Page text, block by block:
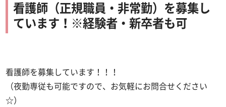
看護師（正規職員・非常勤）を募集し
ています！※経験者・新卒者も可
看護師を募集しています！！！
（夜勤専従も可能ですので、お気軽にお問合せください
☆）